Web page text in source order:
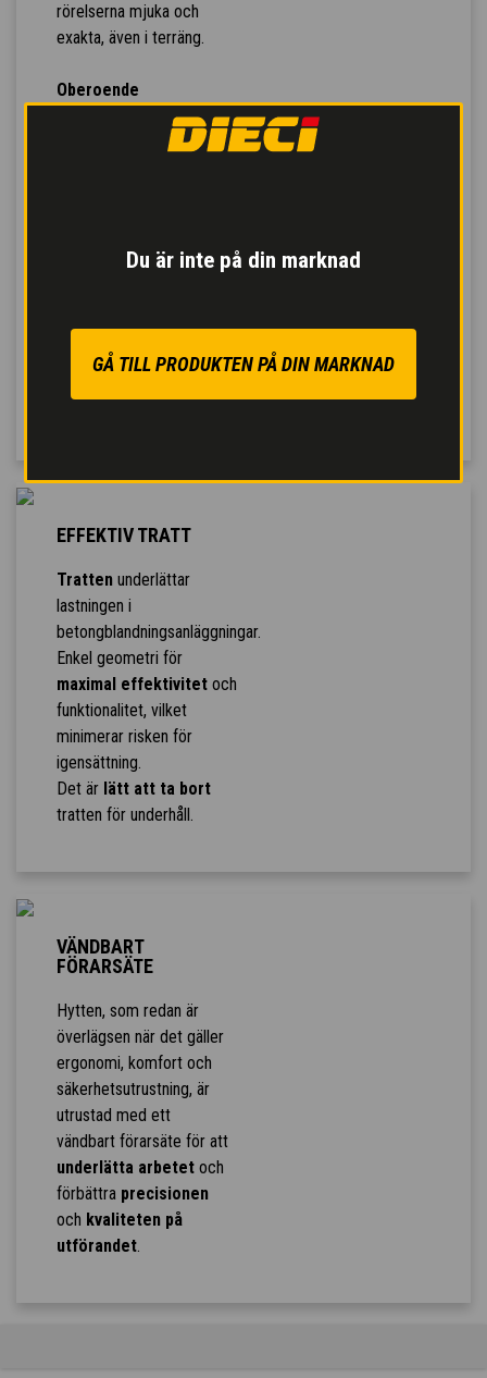
Du är inte på din marknad
GÅ TILL PRODUKTEN PÅ DIN MARKNAD
rörelserna mjuka och
exakta, även i terräng.
Oberoende
för
trumrotation säkerställer
Tumpedalen
för
kontrollerad körning och
färdbromsför säker och
kontrollerbar inbromsning
med minskad kraft på
pedalen.
EFFEKTIV TRATT
Trattenunderlättar
lastningen i
betongblandningsanläggningar.
Enkel geometri för
maximal effektivitetoch
funktionalitet, vilket
minimerar risken för
igensättning.
Det är lätt att ta bort
tratten för underhåll.
VÄNDBART
FÖRARSÄTE
Hytten, som redan är
överlägsen när det gäller
ergonomi, komfort och
säkerhetsutrustning, är
utrustad med ett
vändbart förarsäte för att
underlätta arbetetoch
förbättra precisionen
och kvaliteten på
utförandet.